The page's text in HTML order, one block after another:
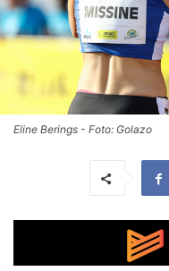
Eline Berings - Foto: Golazo